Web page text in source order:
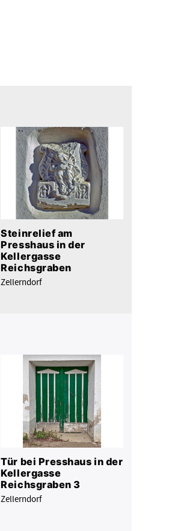
Steinrelief am
Presshaus in der
Kellergasse
Reichsgraben
Zellerndorf
Tür bei Presshaus in der
Kellergasse
Reichsgraben 3
Zellerndorf